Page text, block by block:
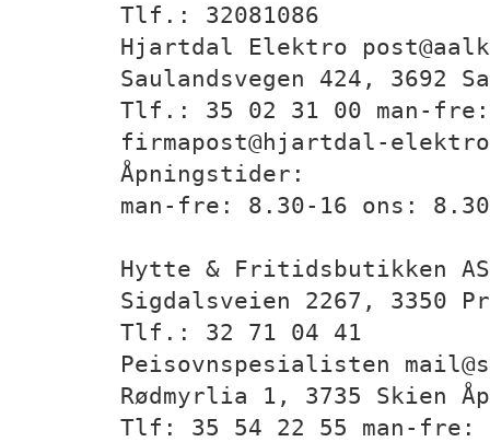
Tlf.: 32081086
Hjartdal Elektro
Saulandsvegen 424, 3692
Tlf.: 35 02 31 00 man-
firmapost@hjartdal-
Åpningstider:
man-fre: 8.30-16 ons:
Hytte & Fritidsbutikken AS
Sigdalsveien 2267, 3350
Tlf.: 32 71 04 41
Peisovnspesialisten
Rødmyrlia 1, 3735 Skien
Tlf: 35 54 22 55 man-